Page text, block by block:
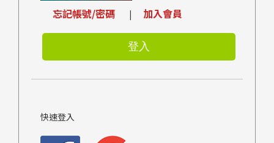
忘記帳號/密碼 | 加入會員
快速登入